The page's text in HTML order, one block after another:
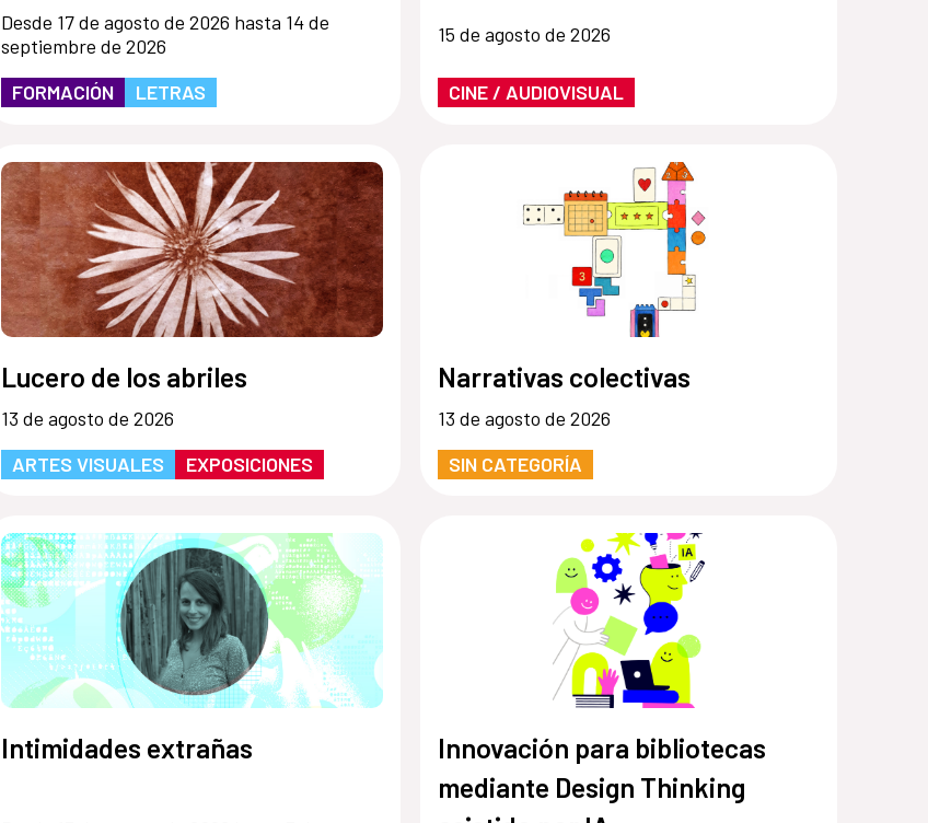
Desde 17 de agosto de 2026 hasta 14 de
septiembre de 2026
FORMACIÓN
LETRAS
15 de agosto de 2026
CINE / AUDIOVISUAL
Lucero de los abriles
13 de agosto de 2026
ARTES VISUALES
EXPOSICIONES
Narrativas colectivas
13 de agosto de 2026
SIN CATEGORÍA
Intimidades extrañas
Innovación para bibliotecas
mediante Design Thinking